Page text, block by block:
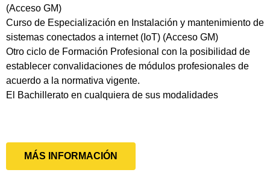
(Acceso GM)
Curso de Especialización en Instalación y mantenimiento de
sistemas conectados a internet (IoT) (Acceso GM)
Otro ciclo de Formación Profesional con la posibilidad de
establecer convalidaciones de módulos profesionales de
acuerdo a la normativa vigente.
El Bachillerato en cualquiera de sus modalidades
MÁS INFORMACIÓN